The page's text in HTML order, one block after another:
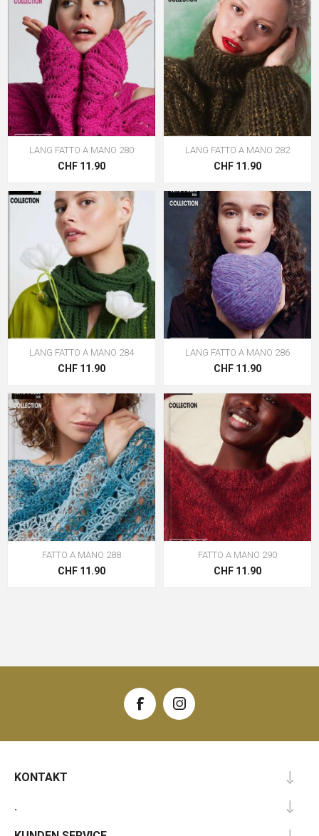
LANG FATTO A MANO 280
CHF 11.90
LANG FATTO A MANO 282
CHF 11.90
LANG FATTO A MANO 284
CHF 11.90
LANG FATTO A MANO 286
CHF 11.90
FATTO A MANO 288
CHF 11.90
FATTO A MANO 290
CHF 11.90
KONTAKT
.